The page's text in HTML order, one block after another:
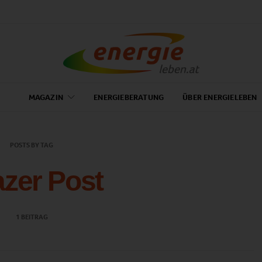
MAGAZIN ENERGIEBERATUNG ÜBER ENERGIELEBEN
POSTS BY TAG
Post
1 BEITRAG